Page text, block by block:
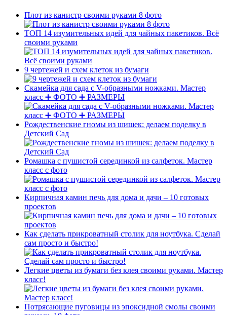
Плот из канистр своими руками 8 фото
ТОП 14 изумительных идей для чайных пакетиков. Всё
своими руками
9 чертежей и схем клеток из бумаги
Скамейка для сада с V-образными ножками. Мастер
класс ➕ ФОТО ➕ РАЗМЕРЫ
Рождественские гномы из шишек: делаем поделку в
Детский Сад
Ромашка с пушистой серединкой из салфеток. Мастер
класс с фото
Кирпичная камин печь для дома и дачи – 10 готовых
проектов
Как сделать прикроватный столик для ноутбука. Сделай
сам просто и быстро!
Легкие цветы из бумаги без клея своими руками. Мастер
класс!
Потрясающие пуговицы из эпоксидной смолы своими